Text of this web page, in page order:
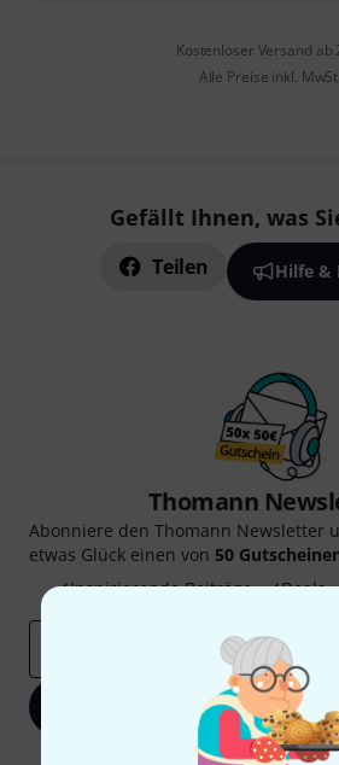
Kostenloser Versand ab
Alle Preise inkl. MwSt.
Gefällt Ihnen, was
Teilen Hilfe &
Thomann
Abonniere den Thomann Newsletter
etwas Glück einen von 50
Inspirierende Beiträge
Deals
Jetzt anmelden